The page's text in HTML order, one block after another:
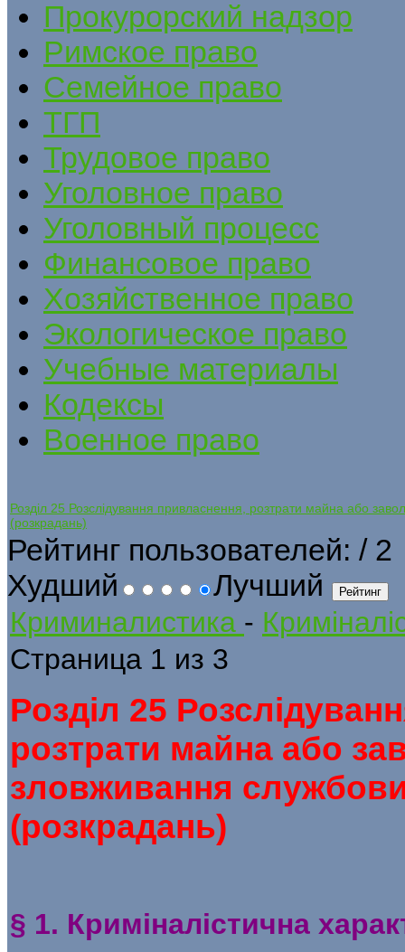
Прокурорский надзор
Римское право
Семейное право
ТГП
Трудовое право
Уголовное право
Уголовный процесс
Финансовое право
Хозяйственное право
Экологическое право
Учебные материалы
Кодексы
Военное право
Розділ 25 Розслідування привласнення, розтрати майна або
(розкрадань)
Рейтинг пользователей: / 2
Худший
Лучший
Криминалистика -
Страница 1 из 3
Розділ 25
розтрати майна або
зловживання
(розкрадань)
§ 1. Криміналістична